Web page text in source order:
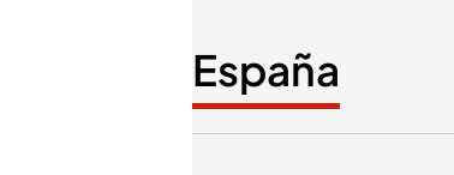
España